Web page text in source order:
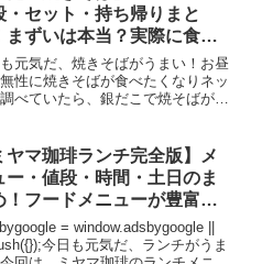
・セット・持ち帰りまと
まずいは本当？実際に食べ
た感想！
元気だ、焼きそばがうまい！お昼
性に焼きそばが食べたくなりネッ
調べていたら、銀だこで焼そばが売
焼きそばはお祭りの屋台だと売って
すが、お店で焼きそば...
ヤマ珈琲ランチ完全版】メ
ー・値段・時間・土日のま
！フードメニューが豊富で
= window.adsbygoogle ||
今日も元気だ、ランチがうま